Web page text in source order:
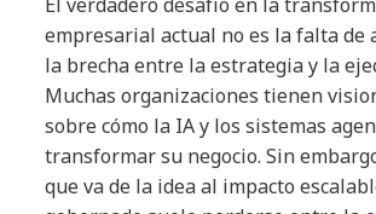
empresarial actual no es la falta
la brecha entre la estrategia y la
Muchas organizaciones tienen
sobre cómo la IA y los sistemas
transformar su negocio. Sin
que va de la idea al impacto